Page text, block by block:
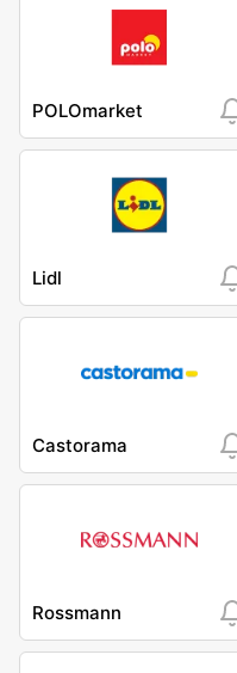
POLOmarket
Lidl
Castorama
Rossmann